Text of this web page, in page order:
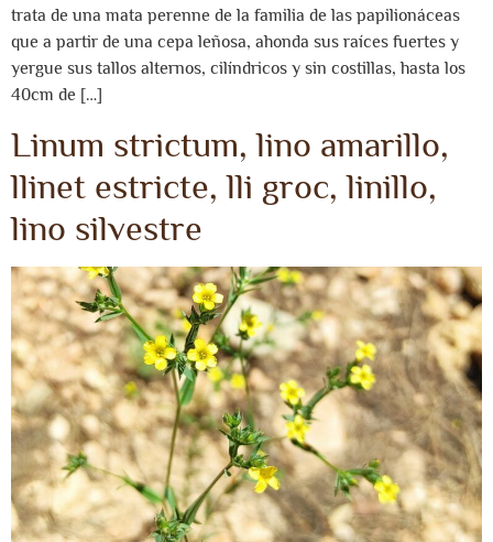
trata de una mata perenne de la familia de las papilionáceas
que a partir de una cepa leñosa, ahonda sus raíces fuertes y
yergue sus tallos alternos, cilíndricos y sin costillas, hasta los
40cm de […]
Linum strictum, lino amarillo,
llinet estricte, lli groc, linillo,
lino silvestre